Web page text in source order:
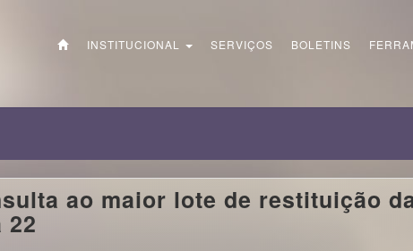
INSTITUCIONAL SERVIÇOS BOLETINS
ao maior lote de restituição